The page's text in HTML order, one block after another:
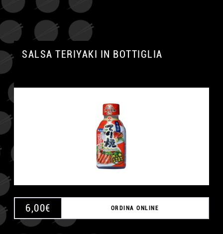
SALSA TERIYAKI IN BOTTIGLIA
6,00€ ORDINA ONLINE